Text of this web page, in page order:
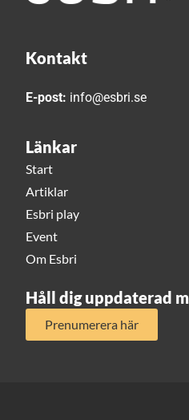
Kontakt
E-post: info@esbri.se
Länkar
Start
Artiklar
Esbri play
Event
Om Esbri
Håll dig uppdaterad
Prenumerera här